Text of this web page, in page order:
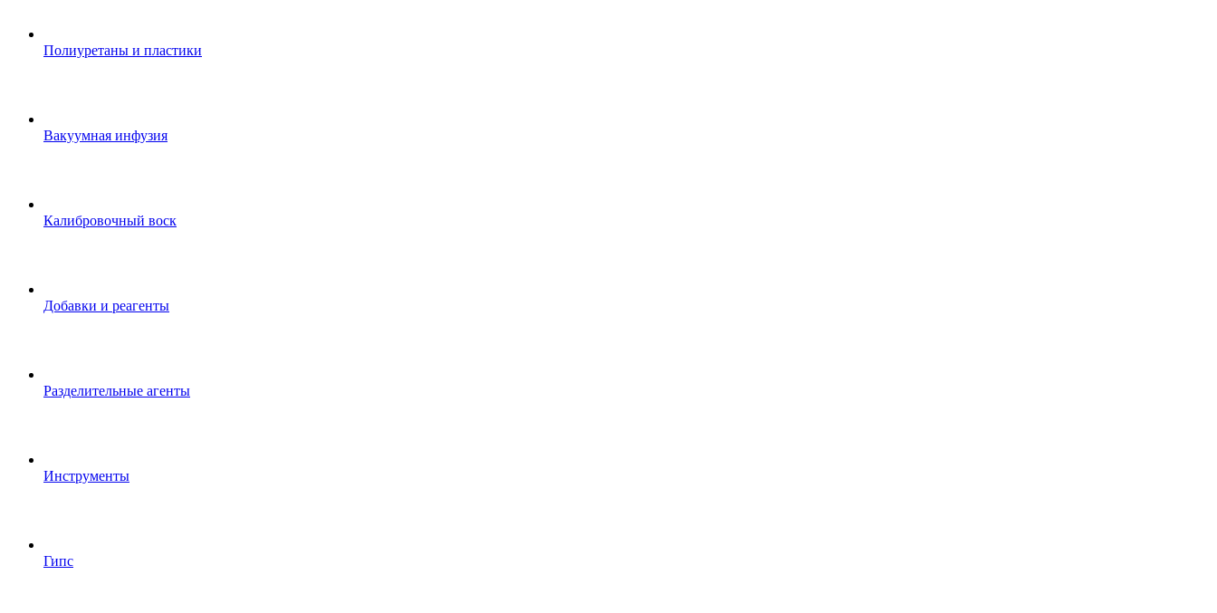
Полиуретаны и пластики
Вакуумная инфузия
Калибровочный воск
Добавки и реагенты
Разделительные агенты
Инструменты
Гипс